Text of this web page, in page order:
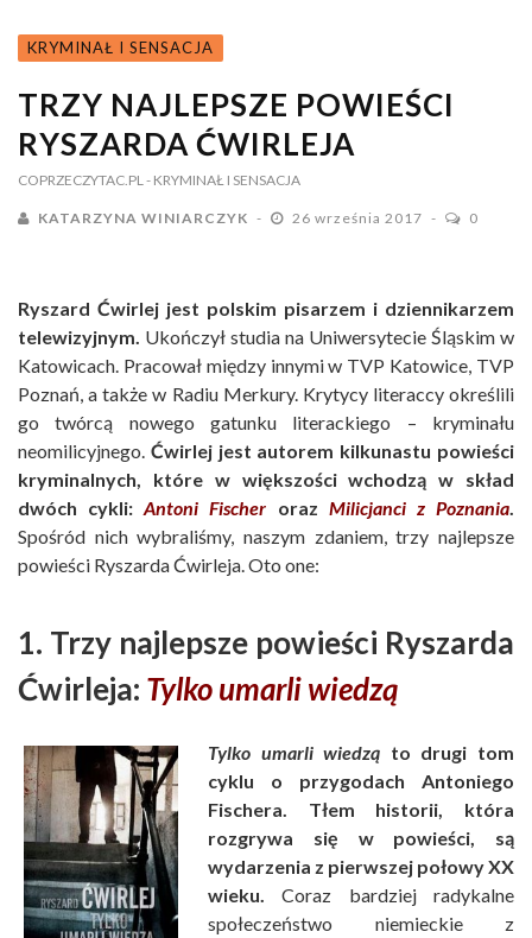
KRYMINAŁ I SENSACJA
TRZY NAJLEPSZE POWIEŚCI
RYSZARDA ĆWIRLEJA
COPRZECZYTAC.PL - KRYMINAŁ I SENSACJA
KATARZYNA WINIARCZYK 26 września 2017 0
Ryszard Ćwirlej jest polskim pisarzem i dziennikarzem
telewizyjnym. Ukończył studia na Uniwersytecie Śląskim w
Katowicach. Pracował między innymi w TVP Katowice, TVP
Poznań, a także w Radiu Merkury. Krytycy literaccy określili
go twórcą nowego gatunku literackiego – kryminału
neomilicyjnego. Ćwirlej jest autorem kilkunastu powieści
kryminalnych, które w większości wchodzą w skład
dwóch cykli:Antoni Fischer oraz Milicjanci z Poznania.
Spośród nich wybraliśmy, naszym zdaniem, trzy najlepsze
powieści Ryszarda Ćwirleja. Oto one:
1. Trzy najlepsze powieści Ryszarda
Ćwirleja: Tylko umarli wiedzą
Tylko umarli wiedzą to drugi tom
cyklu o przygodach Antoniego
Fischera
Tłem historii, która
rozgrywa się w powieści, są
wydarzenia z pierwszej połowy XX
wieku.
Coraz bardziej radykalne
społeczeństwo niemieckie z